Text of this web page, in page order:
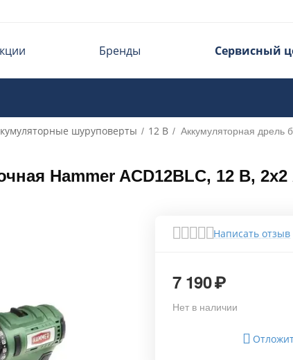
Бренды Сервисный
шуруповерты / 12 В / Аккумуляторная дрель
Hammer ACD12BLC, 12 В,
Написать отзыв
7 190₽
Нет в наличии